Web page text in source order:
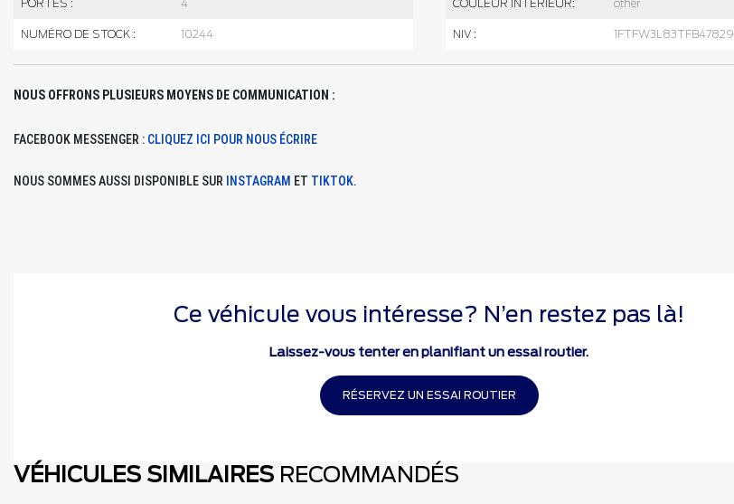
PORTES : 4 COULEUR INTÉRIEUR: other
NUMÉRO DE STOCK : 10244 NIV : 1FTFW3L83TFB47829
NOUS OFFRONS PLUSIEURS MOYENS DE COMMUNICATION :
FACEBOOK MESSENGER : CLIQUEZ ICI POUR NOUS ÉCRIRE
NOUS SOMMES AUSSI DISPONIBLE SUR INSTAGRAM ET TIKTOK.
Ce véhicule vous intéresse? N’en restez pas là!
Laissez-vous tenter en planifiant un essai routier.
RÉSERVEZ UN ESSAI ROUTIER
VÉHICULES SIMILAIRES RECOMMANDÉS